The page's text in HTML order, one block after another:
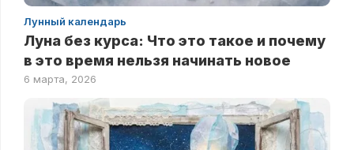
Лунный календарь
Луна без курса: Что это такое и почему
в это время нельзя начинать новое
6 марта, 2026